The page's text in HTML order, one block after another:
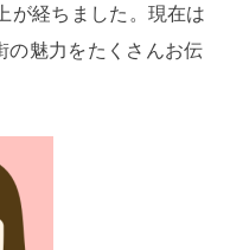
が経ちました。現在は
の魅力をたくさんお伝